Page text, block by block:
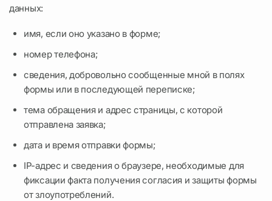
данных:
имя, если оно указано в форме;
номер телефона;
сведения, добровольно сообщенные мной в полях
формы или в последующей переписке;
тема обращения и адрес страницы, с которой
отправлена заявка;
дата и время отправки формы;
IP-адрес и сведения о браузере, необходимые для
фиксации факта получения согласия и защиты формы
от злоупотреблений.